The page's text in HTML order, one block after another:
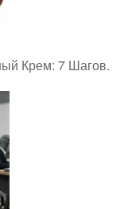
Крем: 7 Шагов.